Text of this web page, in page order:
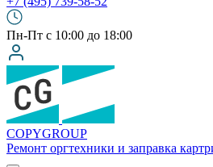
Пн-Пт с 10:00 до 18:00
COPYGROUP
Ремонт оргтехники и заправка